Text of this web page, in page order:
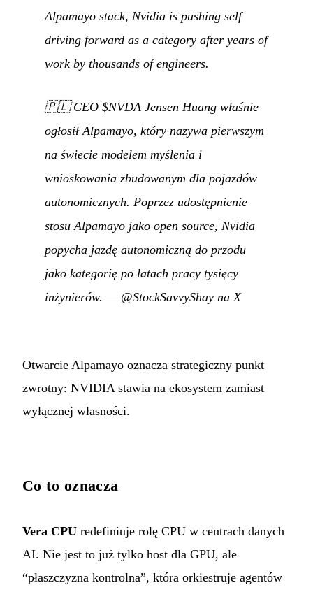
Alpamayo stack, Nvidia is pushing self
driving forward as a category after years of
work by thousands of engineers.
🇵🇱CEO $NVDA Jensen Huang właśnie
ogłosił Alpamayo, który nazywa pierwszym
na świecie modelem myślenia i
wnioskowania zbudowanym dla pojazdów
autonomicznych. Poprzez udostępnienie
stosu Alpamayo jako open source, Nvidia
popycha jazdę autonomiczną do przodu
jako kategorię po latach pracy tysięcy
inżynierów. — @StockSavvyShay na X
Otwarcie Alpamayo oznacza strategiczny punkt
zwrotny: NVIDIA stawia na ekosystem zamiast
wyłącznej własności.
Co to oznacza
Vera CPU redefiniuje rolę CPU w centrach danych
AI. Nie jest to już tylko host dla GPU, ale
“płaszczyzna kontrolna”, która orkiestruje agentów